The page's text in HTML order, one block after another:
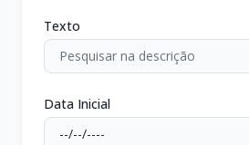
Texto
Data Inicial